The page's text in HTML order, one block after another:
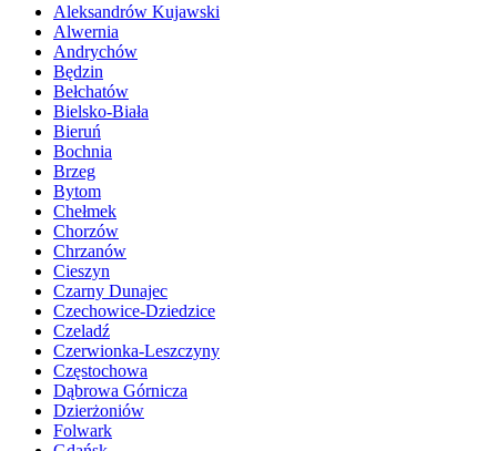
Aleksandrów Kujawski
Alwernia
Andrychów
Będzin
Bełchatów
Bielsko-Biała
Bieruń
Bochnia
Brzeg
Bytom
Chełmek
Chorzów
Chrzanów
Cieszyn
Czarny Dunajec
Czechowice-Dziedzice
Czeladź
Czerwionka-Leszczyny
Częstochowa
Dąbrowa Górnicza
Dzierżoniów
Folwark